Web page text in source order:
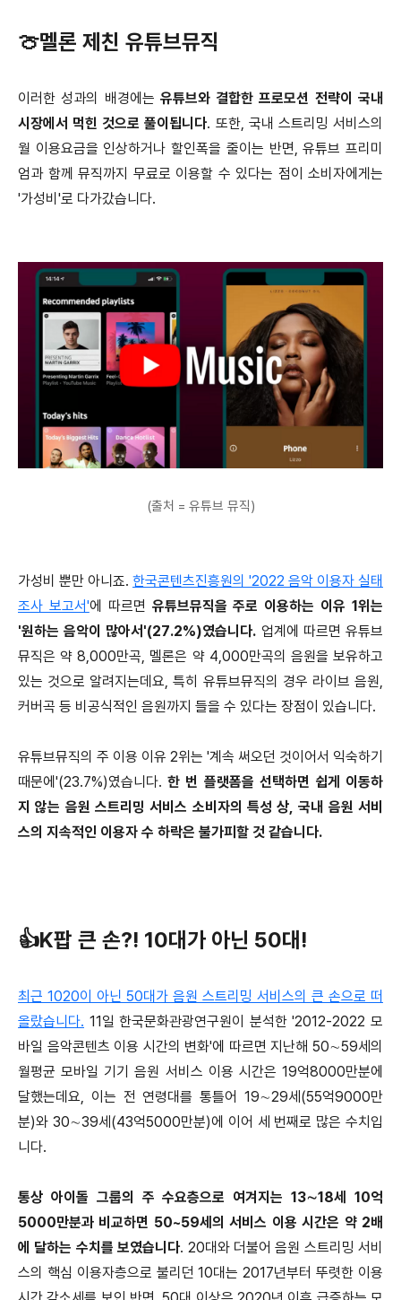
🍈멜론 제친 유튜브뮤직
이러한 성과의 배경에는 유튜브와 결합한 프로모션 전략이 국내
시장에서 먹힌 것으로 풀이됩니다. 또한, 국내 스트리밍 서비스의
월 이용요금을 인상하거나 할인폭을 줄이는 반면, 유튜브 프리미
엄과 함께 뮤직까지 무료로 이용할 수 있다는 점이 소비자에게는
'가성비'로 다가갔습니다.
(출처 = 유튜브 뮤직)
가성비 뿐만 아니죠. 한국콘텐츠진흥원의 '2022 음악 이용자 실태
조사 보고서'에 따르면 유튜브뮤직을 주로 이용하는 이유 1위는
'원하는 음악이 많아서'(27.2%)였습니다. 업계에 따르면 유튜브
뮤직은 약 8,000만곡, 멜론은 약 4,000만곡의 음원을 보유하고
있는 것으로 알려지는데요, 특히 유튜브뮤직의 경우 라이브 음원,
커버곡 등 비공식적인 음원까지 들을 수 있다는 장점이 있습니다.
유튜브뮤직의 주 이용 이유 2위는 '계속 써오던 것이어서 익숙하기
때문에'(23.7%)였습니다.한 번 플랫폼을 선택하면 쉽게 이동하
지 않는 음원 스트리밍 서비스 소비자의 특성 상, 국내 음원 서비
스의 지속적인 이용자 수 하락은 불가피할 것 같습니다.
👍K팝 큰 손?! 10대가 아닌 50대!
최근 1020이 아닌 50대가 음원 스트리밍 서비스의 큰 손으로 떠
올랐습니다. 11일 한국문화관광연구원이 분석한 '2012-2022 모
바일 음악콘텐츠 이용 시간의 변화'에 따르면 지난해 50∼59세의
월평균 모바일 기기 음원 서비스 이용 시간은 19억8000만분에
달했는데요, 이는 전 연령대를 통틀어 19∼29세(55억9000만
분)와 30∼39세(43억5000만분)에 이어 세 번째로 많은 수치입
니다.
통상 아이돌 그룹의 주 수요층으로 여겨지는 13∼18세 10억
5000만분과 비교하면 50~59세의 서비스 이용 시간은 약 2배
에 달하는 수치를 보였습니다. 20대와 더불어 음원 스트리밍 서비
스의 핵심 이용자층으로 불리던 10대는 2017년부터 뚜렷한 이용